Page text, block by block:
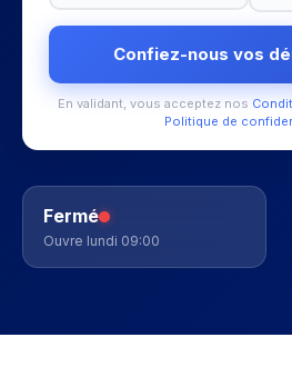
Confiez-nous vos
En validant, vous acceptez nos
Politique de
Fermé
Ouvre lundi 09:00